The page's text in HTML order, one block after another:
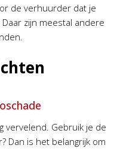
de verhuurder dat je
zijn meestal andere
vervelend. Gebruik je de
Dan is het belangrijk om